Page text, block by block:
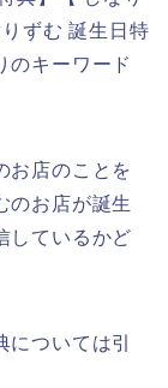
ずむ 誕生日特
のキーワード
お店のことを
のお店が誕生
しているかど
ついては引